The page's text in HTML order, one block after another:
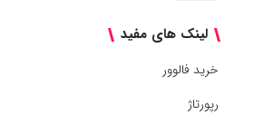
لینک های مفید
خرید فالوور
رپورتاژ